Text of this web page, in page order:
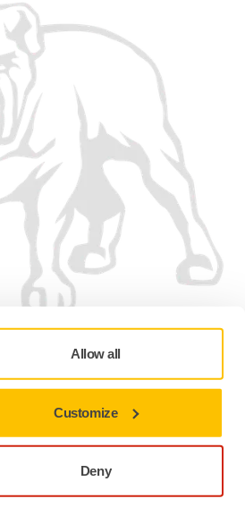
Allow all
Customize
Deny
para permanecer en el sitio actual